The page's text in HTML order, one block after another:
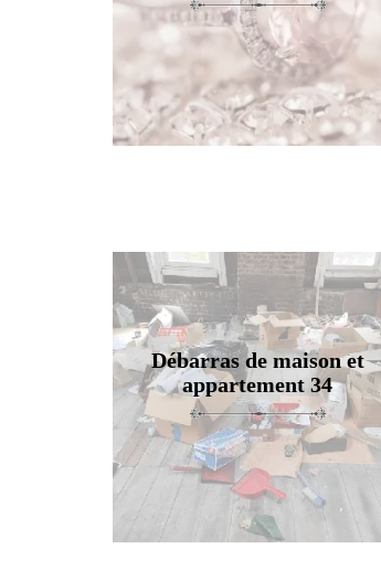
Débarras de maison et
appartement 34